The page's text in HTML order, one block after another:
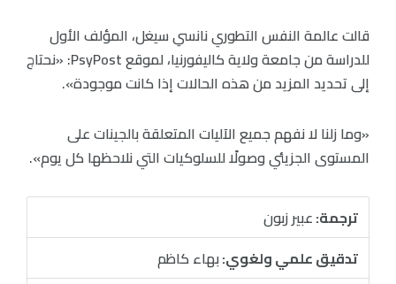
قالت عالمة النفس التطوري نانسي سيغل، المؤلف الأول
للدراسة من جامعة ولاية كاليفورنيا، لموقع PsyPost: «نحتاج
إلى تحديد المزيد من هذه الحالات إذا كانت موجودة».
«وما زلنا لا نفهم جميع الآليات المتعلقة بالجينات على
المستوى الجزيئي وصولًا للسلوكيات التي نلاحظها كل يوم».
ترجمة:عبير زبون
تدقيق علمي ولغوي:بهاء كاظم